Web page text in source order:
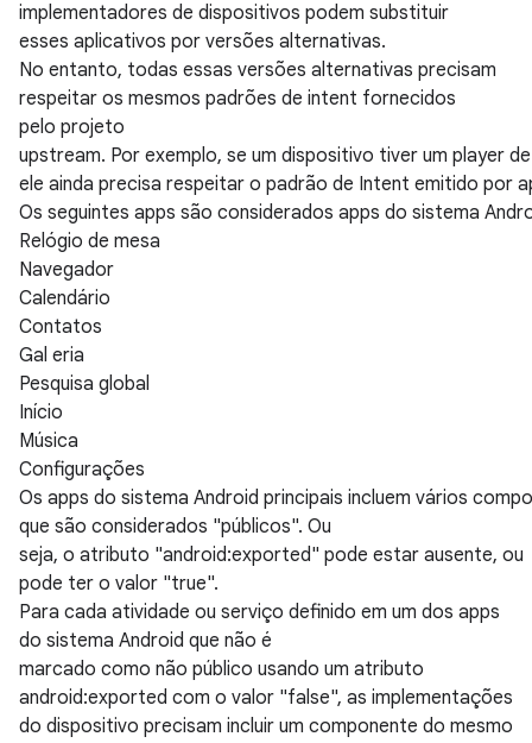
implementadores de dispositivos podem substituir
esses aplicativos por versões alternativas.
No entanto, todas essas versões alternativas precisam
respeitar os mesmos padrões de intent fornecidos
pelo projeto
upstream. Por exemplo, se um dispositivo tiver um player
ele ainda precisa respeitar o padrão de Intent emitido por
Os seguintes apps são considerados apps do sistema
Relógio de mesa
Navegador
Calendário
Contatos
Gal eria
Pesquisa global
Início
Música
Configurações
Os apps do sistema Android principais incluem vários
que são considerados "públicos". Ou
seja, o atributo "android:exported" pode estar ausente, ou
pode ter o valor "true".
Para cada atividade ou serviço definido em um dos apps
do sistema Android que não é
marcado como não público usando um atributo
android:exported com o valor "false", as implementações
do dispositivo precisam incluir um componente do mesmo